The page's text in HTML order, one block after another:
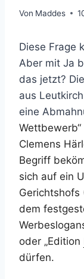
Von Maddes
Diese Frage
Aber mit Ja
das jetzt?
aus
eine
Clemens
Begriff
sich auf ein
Gerichtshofs
dem
oder „Edition
dürfen.